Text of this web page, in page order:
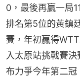
0，最後再贏一局
排名第5位的黃鎮
賽，年初贏得
入太原站挑戰賽
布力爭今年第二